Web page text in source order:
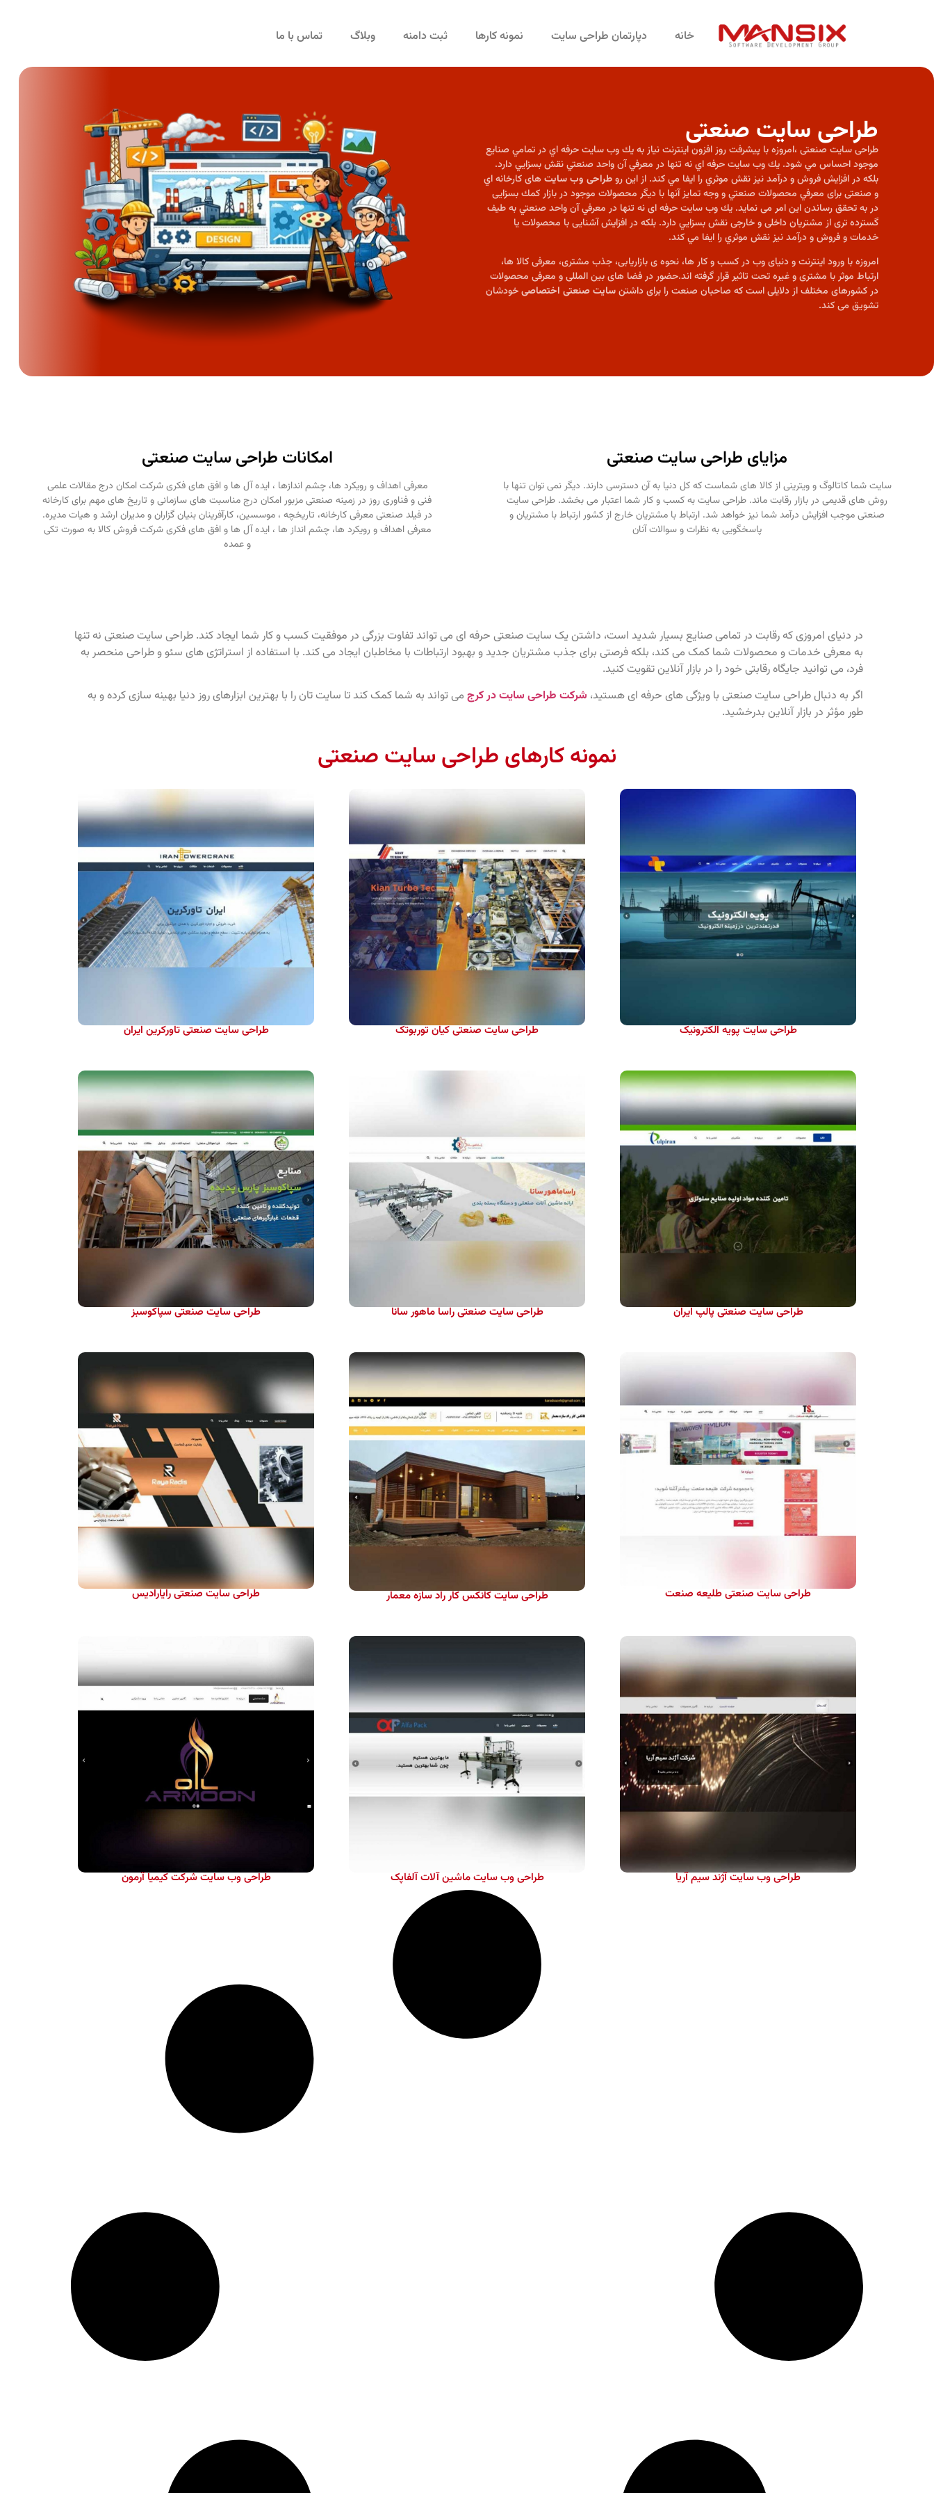
خانه دپارتمان طراحی سایت نمونه کارها ثبت دامنه وبلاگ تماس با ما
طراحی سایت صنعتی
طراحی سایت صنعتی ،امروزه با پيشرفت روز افزون اينترنت نياز به يك وب سايت حرفه اي در تمامي صنايع
موجود احساس مي شود. يك وب سايت حرفه اي نه تنها در معرفي آن واحد صنعتي نقش بسزايي دارد.
بلكه در افزايش فروش و درآمد نيز نقش موثري را ايفا مي كند. از اين روطراحی وب سايتهای كارخانه اي
و صنعتی برای معرفي محصولات صنعتي و وجه تمايز آنها با ديگر محصولات موجود در بازار كمك بسزايی
در به تحقق رساندن اين امر می نماید. يك وب سايت حرفه ای نه تنها در معرفي آن واحد صنعتي به طیف
گسترده تری از مشتریان داخلی و خارجی نقش بسزايي دارد. بلكه در افزايش آشنایی با محصولات یا
خدمات و فروش و درآمد نيز نقش موثري را ايفا مي كند.
امروزه با ورود اینترنت و دنیای وب در کسب و کار ها، نحوه ی بازاریابی، جذب مشتری، معرفی کالا ها،
ارتباط موثر با مشتری و غیره تحت تاثیر قرار گرفته اند.حضور در فضا های بین المللی و معرفی محصولات
در کشورهای مختلف از دلایلی است که صاحبان صنعت را برای داشتنسایت صنعتی اختصاصیخودشان
تشویق می کند.
مزایای طراحی سایت صنعتی
سایت شما کاتالوگ و ویترینی از کالا های شماست که کل دنیا به آن دسترسی دارند. دیگر نمی توان تنها با
روش های قدیمی در بازار رقابت ماند. طراحی سایت به کسب و کار شما اعتبار می بخشد. طراحی سایت
صنعتی موجب افزایش درآمد شما نیز خواهد شد. ارتباط با مشتریان خارج از کشور ارتباط با مشتریان و
پاسخگویی به نظرات و سوالات آنان
امکانات طراحی سایت صنعتی
معرفی اهداف و رویکرد ها، چشم اندازها ، ایده آل ها و افق های فکری شرکت امکان درج مقالات علمی
فنی و فناوری روز در زمینه صنعتی مزبور امکان درج مناسبت های سازمانی و تاریخ های مهم برای کارخانه
در فیلد صنعتی معرفی کارخانه، تاریخچه ، موسسین، کارآفرینان بنیان گزاران و مدیران ارشد و هیات مدیره.
معرفی اهداف و رویکرد ها، چشم انداز ها ، ایده آل ها و افق های فکری شرکت فروش کالا به صورت تکی
و عمده
در دنیای امروزی که رقابت در تمامی صنایع بسیار شدید است، داشتن یک سایت صنعتی حرفه‌ ای می‌ تواند تفاوت بزرگی در موفقیت کسب‌ و کار شما ایجاد کند. طراحی سایت صنعتی نه تنها
به معرفی خدمات و محصولات شما کمک می‌ کند، بلکه فرصتی برای جذب مشتریان جدید و بهبود ارتباطات با مخاطبان ایجاد می‌ کند. با استفاده از استراتژی‌ های سئو و طراحی منحصر به
فرد، می‌ توانید جایگاه رقابتی خود را در بازار آنلاین تقویت کنید.
اگر به دنبال طراحی سایت صنعتی با ویژگی‌ های حرفه‌ ای هستید، شرکت طراحی سایت در کرج می‌ تواند به شما کمک کند تا سایت‌ تان را با بهترین ابزارهای روز دنیا بهینه‌ سازی کرده و به‌
طور مؤثر در بازار آنلاین بدرخشید.
نمونه کارهای طراحی سایت صنعتی
طراحی سایت پویه الکترونیک طراحی سایت صنعتی کیان توربوتک طراحی سایت صنعتی تاورکرین ایران
طراحی سایت صنعتی پالپ ایران طراحی سایت صنعتی راسا ماهور سانا طراحی سایت صنعتی سپاکوسبز
طراحی سایت صنعتی طلیعه صنعت طراحی سایت کانکس کار راد سازه معمار طراحی سایت صنعتی رایارادیس
طراحی وب سایت آژند سیم آریا طراحی وب سایت ماشین آلات آلفاپک طراحی وب سایت شرکت كيميا آرمون